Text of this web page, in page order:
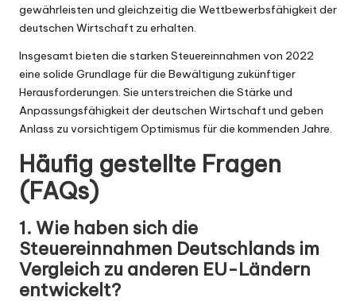
gewährleisten und gleichzeitig die Wettbewerbsfähigkeit der
deutschen Wirtschaft zu erhalten.
Insgesamt bieten die starken Steuereinnahmen von 2022
eine solide Grundlage für die Bewältigung zukünftiger
Herausforderungen. Sie unterstreichen die Stärke und
Anpassungsfähigkeit der deutschen Wirtschaft und geben
Anlass zu vorsichtigem Optimismus für die kommenden Jahre.
Häufig gestellte Fragen
(FAQs)
1. Wie haben sich die
Steuereinnahmen Deutschlands im
Vergleich zu anderen EU-Ländern
entwickelt?